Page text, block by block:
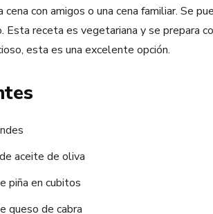
cena con amigos o una cena familiar. Se
Esta receta es vegetariana y se prepara
esta es una excelente opción.
aceite de oliva
piña en cubitos
queso de cabra